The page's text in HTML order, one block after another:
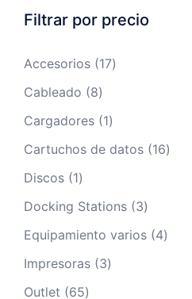
Filtrar por precio
Accesorios 1717
Cableado 88
productos
Cargadores 11
producto
Cartuchos de datos 1616
Discos 11
producto
Docking Stations 33
Equipamiento varios 44
Impresoras 33
Outlet 6565